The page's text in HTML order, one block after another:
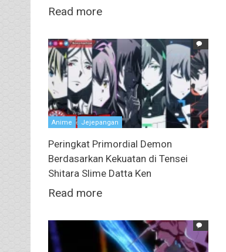
Read more
Anime Jejepangan
Peringkat Primordial Demon
Berdasarkan Kekuatan di Tensei
Shitara Slime Datta Ken
Read more